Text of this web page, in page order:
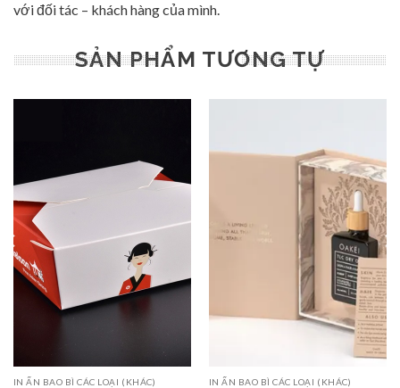
với đối tác – khách hàng của mình.
SẢN PHẨM TƯƠNG TỰ
IN ẤN BAO BÌ CÁC LOẠI (KHÁC) IN ẤN BAO BÌ CÁC LOẠI (KHÁC)